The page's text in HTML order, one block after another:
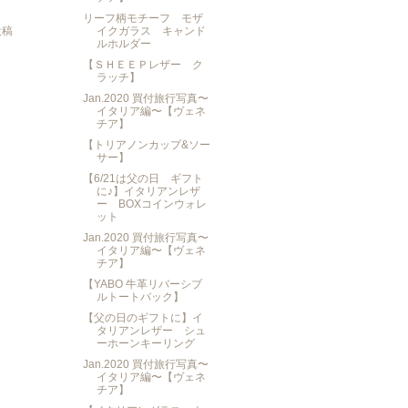
リーフ柄モチーフ モザ
イクガラス キャンド
ルホルダー
【ＳＨＥＥＰレザー ク
ラッチ】
Jan.2020 買付旅行写真〜
イタリア編〜【ヴェネ
チア】
【トリアノンカップ&ソー
サー】
【6/21は父の日 ギフト
に♪】イタリアンレザ
ー BOXコインウォレ
ット
Jan.2020 買付旅行写真〜
イタリア編〜【ヴェネ
チア】
【YABO 牛革リバーシブ
ルトートバック】
【父の日のギフトに】イ
タリアンレザー シュ
ーホーンキーリング
Jan.2020 買付旅行写真〜
イタリア編〜【ヴェネ
チア】